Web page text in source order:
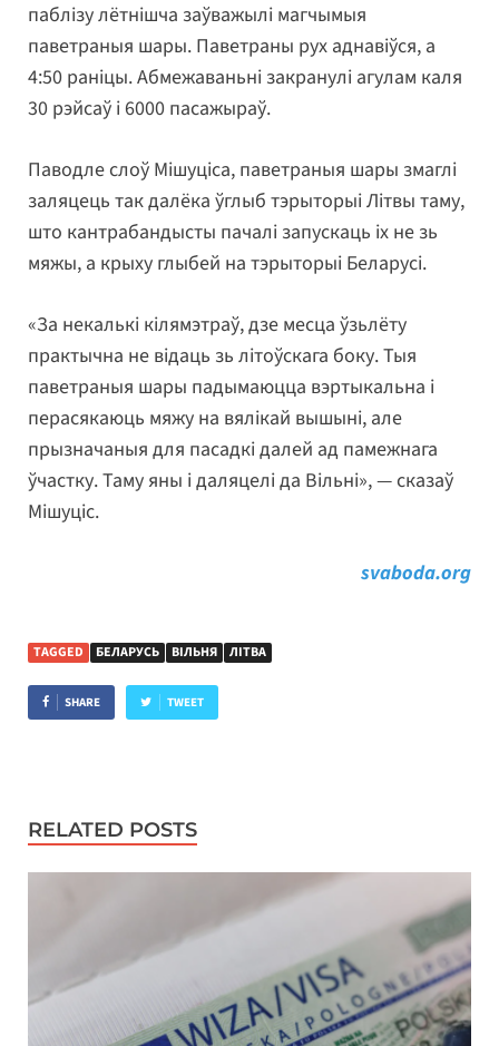
паблізу лётнішча заўважылі магчымыя
паветраныя шары. Паветраны рух аднавіўся, а
4:50 раніцы. Абмежаваньні закранулі агулам каля
30 рэйсаў і 6000 пасажыраў.
Паводле слоў Мішуціса, паветраныя шары змаглі
заляцець так далёка ўглыб тэрыторыі Літвы таму,
што кантрабандысты пачалі запускаць іх не зь
мяжы, а крыху глыбей на тэрыторыі Беларусі.
«За некалькі кілямэтраў, дзе месца ўзьлёту
практычна не відаць зь літоўскага боку. Тыя
паветраныя шары падымаюцца вэртыкальна і
перасякаюць мяжу на вялікай вышыні, але
прызначаныя для пасадкі далей ад памежнага
ўчастку. Таму яны і даляцелі да Вільні», — сказаў
Мішуціс.
svaboda.org
TAGGED БЕЛАРУСЬ ВІЛЬНЯ ЛІТВА
SHARE TWEET
RELATED POSTS